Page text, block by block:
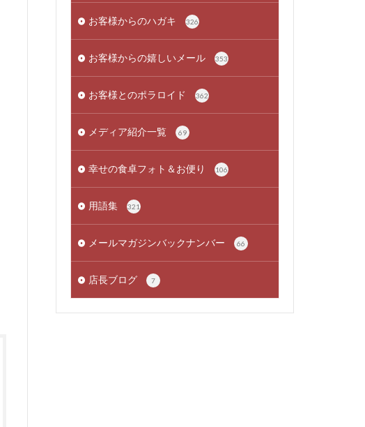
お客様からのハガキ 326
お客様からの嬉しいメール 353
お客様とのポラロイド 362
メディア紹介一覧 69
幸せの食卓フォト＆お便り 106
用語集 321
メールマガジンバックナンバー 66
店長ブログ 7